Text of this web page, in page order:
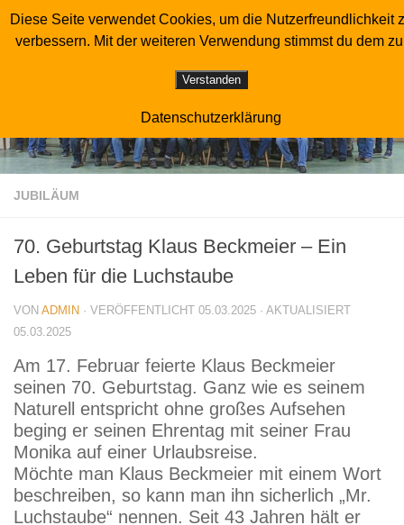
Zum Inhalt springen Sonderverein der Luchstaubenzüchter
JUBILÄUM
70. Geburtstag Klaus Beckmeier – Ein
Leben für die Luchstaube
VON ADMIN · VERÖFFENTLICHT 05.03.2025 · AKTUALISIERT
05.03.2025
Am 17. Februar feierte Klaus Beckmeier
seinen 70. Geburtstag. Ganz wie es seinem
Naturell entspricht ohne großes Aufsehen
beging er seinen Ehrentag mit seiner Frau
Monika auf einer Urlaubsreise.
Möchte man Klaus Beckmeier mit einem Wort
beschreiben, so kann man ihn sicherlich „Mr.
Luchstaube“ nennen. Seit 43 Jahren hält er
Diese Seite verwendet Cookies, um die Nutzerfreundlichkeit
verbessern. Mit der weiteren Verwendung stimmst du dem
Verstanden
Datenschutzerklärung